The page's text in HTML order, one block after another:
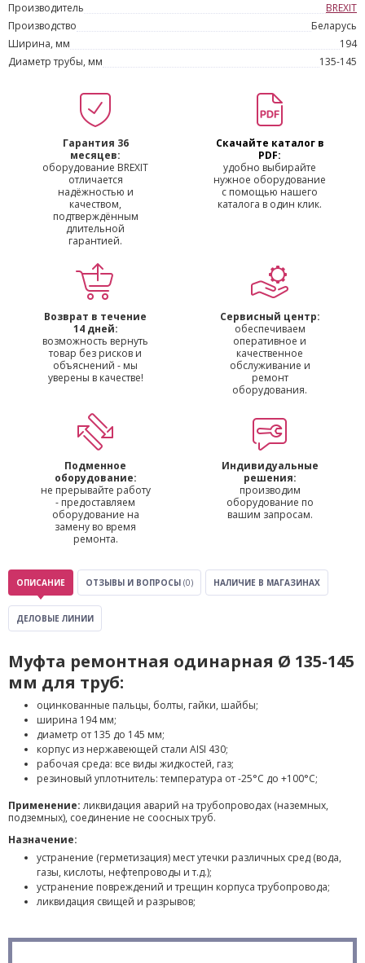
Производитель
BREXIT
Производство
Беларусь
Ширина, мм
194
Диаметр трубы, мм
135-145
Гарантия 36
месяцев:
оборудование BREXIT
отличается
надёжностью и
качеством,
подтверждённым
длительной
гарантией.
Скачайте каталог в
PDF:
удобно выбирайте
нужное оборудование
с помощью нашего
каталога в один клик.
Возврат в течение
14 дней:
возможность вернуть
товар без рисков и
объяснений - мы
уверены в качестве!
Сервисный центр:
обеспечиваем
оперативное и
качественное
обслуживание и
ремонт
оборудования.
Подменное
оборудование:
не прерывайте работу
- предоставляем
оборудование на
замену во время
ремонта.
Индивидуальные
решения:
производим
оборудование по
вашим запросам.
ОПИСАНИЕ ОТЗЫВЫ И ВОПРОСЫ (0) НАЛИЧИЕ В МАГАЗИНАХ
ДЕЛОВЫЕ ЛИНИИ
Муфта ремонтная одинарная Ø 135-145
мм для труб:
оцинкованные пальцы, болты, гайки, шайбы;
ширина 194 мм;
диаметр от 135 до 145 мм;
корпус из нержавеющей стали AISI 430;
рабочая среда: все виды жидкостей, газ;
резиновый уплотнитель: температура от -25°С до +100°С;
Применение: ликвидация аварий на трубопроводах (наземных,
подземных), соединение не соосных труб.
Назначение:
устранение (герметизация) мест утечки различных сред (вода,
газы, кислоты, нефтепроводы и т.д.);
устранение повреждений и трещин корпуса трубопровода;
ликвидация свищей и разрывов;